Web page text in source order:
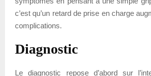
c’est qu’un retard de prise en charge
complications.
Diagnostic
Le diagnostic repose d’abord sur